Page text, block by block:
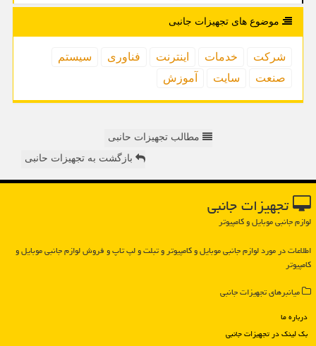
موضوع های تجهیزات جانبی
شركت خدمات اینترنت فناوری
سیستم
صنعت
سایت آموزش
مطالب تجهیزات حانبی
بازگشت به تجهیزات حانبی
تجهیزات جانبی
لوازم جانبی موبایل و کامپیوتر
اطلاعات در مورد لوازم جانبی موبایل و كامپیوتر و تبلت و لپ تاپ و فروش لوازم جانبی موبایل و
كامپیوتر
میانبرهای تجهیزات جانبی
درباره ما
بک لینک در تجهیزات جانبی